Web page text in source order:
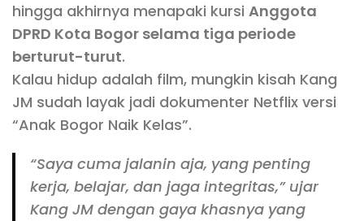
hingga akhirnya menapaki kursi Anggota
DPRD Kota Bogor selama tiga periode
berturut-turut.
Kalau hidup adalah film, mungkin kisah Kang
JM sudah layak jadi dokumenter Netflix versi
“Anak Bogor Naik Kelas”.
“Saya cuma jalanin aja, yang penting
kerja, belajar, dan jaga integritas,” ujar
Kang JM dengan gaya khasnya yang